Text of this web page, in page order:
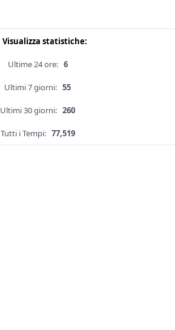
Visualizza statistiche:
Ultime 24 ore: 6
Ultimi 7 giorni: 55
Ultimi 30 giorni: 260
Tutti i Tempi: 77,519